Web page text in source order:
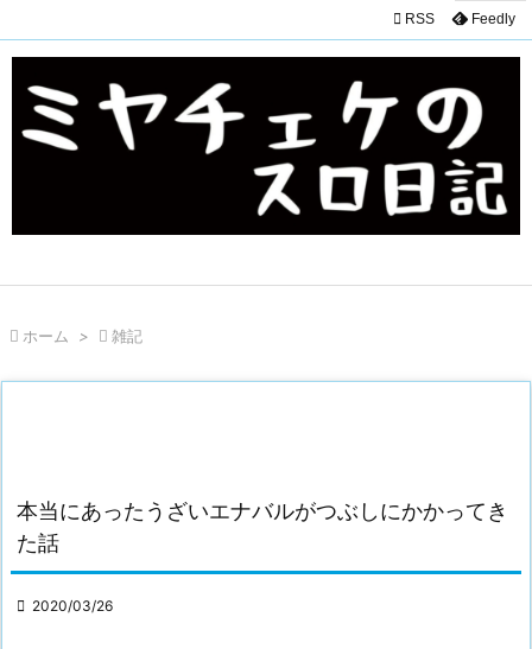
 RSS Feedly
 ホーム >  雑記
本当にあったうざいエナバルがつぶしにかかってき
た話
 2020/03/26